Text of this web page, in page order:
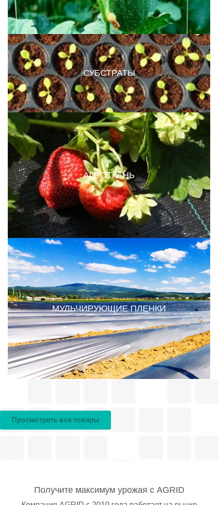
СУБСТРАТЫ
АГРОТКАНЬ
МУЛЬЧИРУЮЩИЕ ПЛЕНКИ
Просмотреть все товары
Получите максимум урожая с AGRID